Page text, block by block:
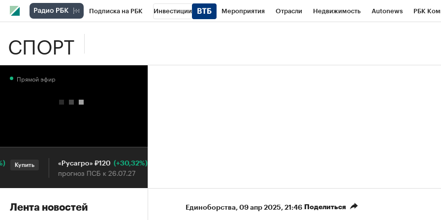
Подписка на РБК Инвестиции Мероприятия Отрасли Недвижимость Autonews РБК
СПОРТ
Единоборства⁠, 09 апр 2025, 21:46 Поделиться
Прямой эфир
Купить «Русагро» ₽120 (+30,32%)
прогноз ПСБ к 26.07.27
Купить
Лента новостей